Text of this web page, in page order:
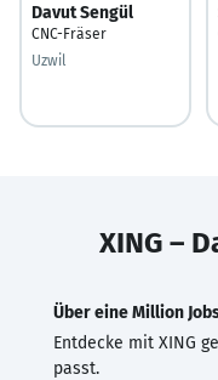
Davut Sengül
CNC-Fräser
Uzwil
XING –
Über eine Million
Entdecke mit XING
passt.